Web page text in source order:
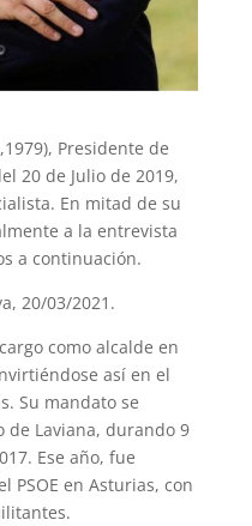
Presidente de
20 de Julio de 2019,
En mitad de su
a la entrevista
a continuación.
20/03/2021.
como alcalde en
así en el
Su mandato se
de Laviana, durando 9
Ese año, fue
PSOE en Asturias, con